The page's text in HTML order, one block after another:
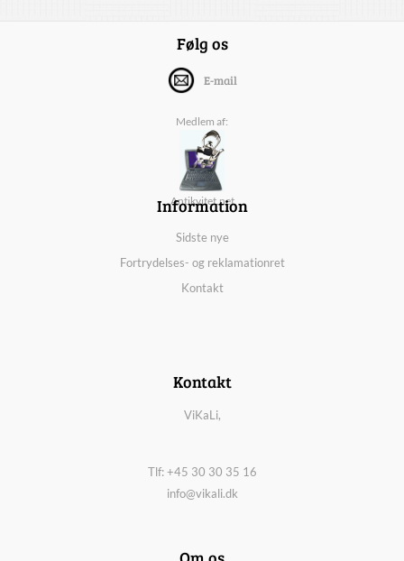
Følg os
E-mail
Medlem af:
Antikvitet.net
Information
Sidste nye
Fortrydelses- og reklamationret
Kontakt
Kontakt
ViKaLi,
Tlf: +45 30 30 35 16
info@vikali.dk